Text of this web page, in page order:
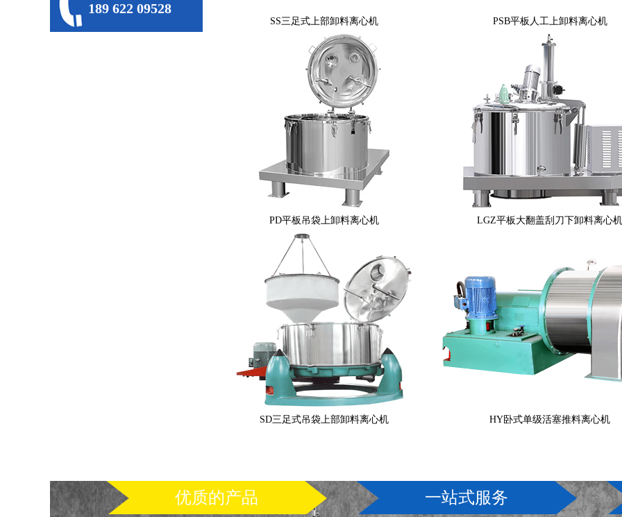
189 622 09528
SS三足式上部卸料离心机 PSB平板人工上卸料离心机
PD平板吊袋上卸料离心机 LGZ平板大翻盖刮刀下卸料离心机
SD三足式吊袋上部卸料离心机 HY卧式单级活塞推料离心机
优质的产品 一站式服务